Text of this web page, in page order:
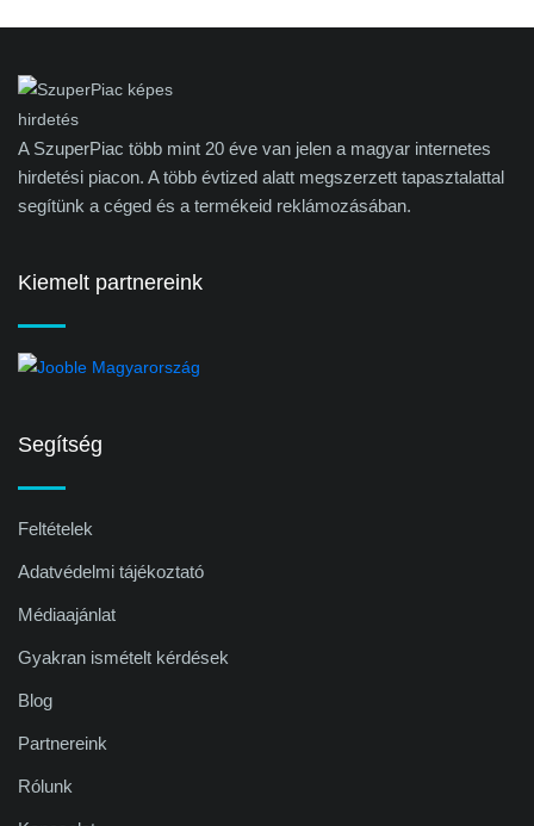
A SzuperPiac több mint 20 éve van jelen a magyar internetes
hirdetési piacon. A több évtized alatt megszerzett tapasztalattal
segítünk a céged és a termékeid reklámozásában.
Kiemelt partnereink
Segítség
Feltételek
Adatvédelmi tájékoztató
Médiaajánlat
Gyakran ismételt kérdések
Blog
Partnereink
Rólunk